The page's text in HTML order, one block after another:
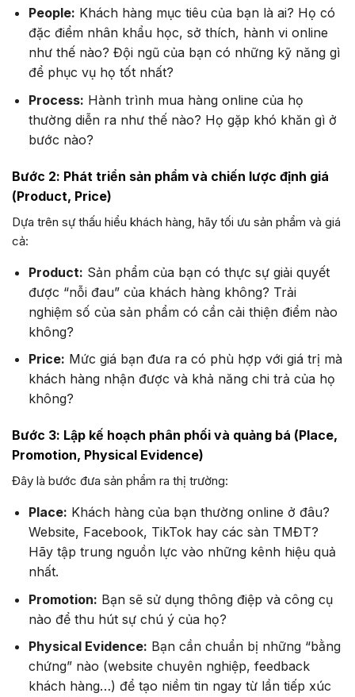
People: Khách hàng mục tiêu của bạn là ai? Họ có
đặc điểm nhân khẩu học, sở thích, hành vi online
như thế nào? Đội ngũ của bạn có những kỹ năng gì
để phục vụ họ tốt nhất?
Process: Hành trình mua hàng online của họ
thường diễn ra như thế nào? Họ gặp khó khăn gì ở
bước nào?
Bước 2: Phát triển sản phẩm và chiến lược định giá
(Product, Price)
Dựa trên sự thấu hiểu khách hàng, hãy tối ưu sản phẩm và giá
cả:
Product: Sản phẩm của bạn có thực sự giải quyết
được “nỗi đau” của khách hàng không? Trải
nghiệm số của sản phẩm có cần cải thiện điểm nào
không?
Price: Mức giá bạn đưa ra có phù hợp với giá trị mà
khách hàng nhận được và khả năng chi trả của họ
không?
Bước 3: Lập kế hoạch phân phối và quảng bá (Place,
Promotion, Physical Evidence)
Đây là bước đưa sản phẩm ra thị trường:
Place: Khách hàng của bạn thường online ở đâu?
Website, Facebook, TikTok hay các sàn TMĐT?
Hãy tập trung nguồn lực vào những kênh hiệu quả
nhất.
Promotion: Bạn sẽ sử dụng thông điệp và công cụ
nào để thu hút sự chú ý của họ?
Physical Evidence: Bạn cần chuẩn bị những “bằng
chứng” nào (website chuyên nghiệp, feedback
khách hàng…) để tạo niềm tin ngay từ lần tiếp xúc